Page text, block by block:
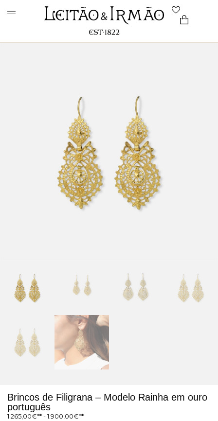
Brincos de Filigrana – Modelo Rainha em ouro
português
1.265,00€ -1.900,00€